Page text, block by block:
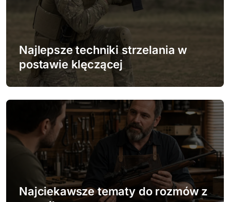
Najlepsze techniki strzelania w
postawie klęczącej
Najciekawsze tematy do rozmów z